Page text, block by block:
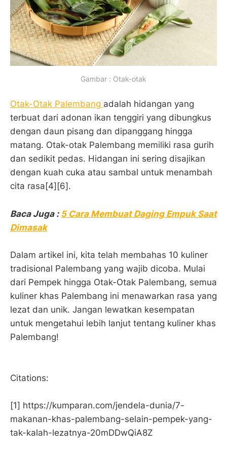
Gambar : Otak-otak
Otak-Otak Palembang adalah hidangan yang
terbuat dari adonan ikan tenggiri yang dibungkus
dengan daun pisang dan dipanggang hingga
matang. Otak-otak Palembang memiliki rasa gurih
dan sedikit pedas. Hidangan ini sering disajikan
dengan kuah cuka atau sambal untuk menambah
cita rasa[4][6].
Baca Juga : 5 Cara Membuat Daging Empuk Saat
Dimasak
Dalam artikel ini, kita telah membahas 10 kuliner
tradisional Palembang yang wajib dicoba. Mulai
dari Pempek hingga Otak-Otak Palembang, semua
kuliner khas Palembang ini menawarkan rasa yang
lezat dan unik. Jangan lewatkan kesempatan
untuk mengetahui lebih lanjut tentang kuliner khas
Palembang!
Citations:
[1] https://kumparan.com/jendela-dunia/7-
makanan-khas-palembang-selain-pempek-yang-
tak-kalah-lezatnya-20mDDwQiA8Z